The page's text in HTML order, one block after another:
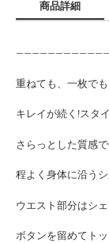
商品詳細
重ねても、一枚でも
キレイが続く!スタ
さらっとした質感
程よく身体に沿う
ウエスト部分はシ
ボタンを留めてト